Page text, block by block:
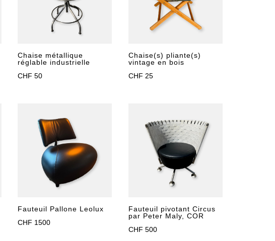
Chaise métallique
réglable industrielle
CHF 50
Chaise(s) pliante(s)
vintage en bois
CHF 25
Fauteuil Pallone Leolux
CHF 1500
Fauteuil pivotant Circus
par Peter Maly, COR
CHF 500